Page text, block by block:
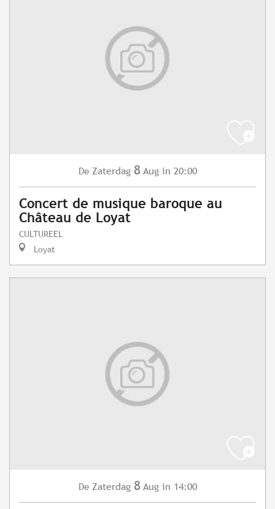
De Zaterdag 8 Aug in 20:00
Concert de musique baroque au
Château de Loyat
CULTUREEL
Loyat
De Zaterdag 8 Aug in 14:00